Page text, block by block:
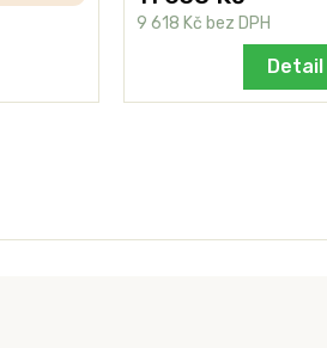
9 618 Kč bez DPH
Detail